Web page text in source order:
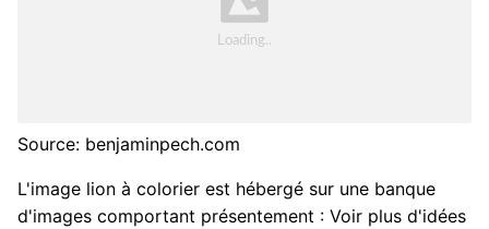
Source: benjaminpech.com
L'image lion à colorier est hébergé sur une banque
d'images comportant présentement : Voir plus d'idées